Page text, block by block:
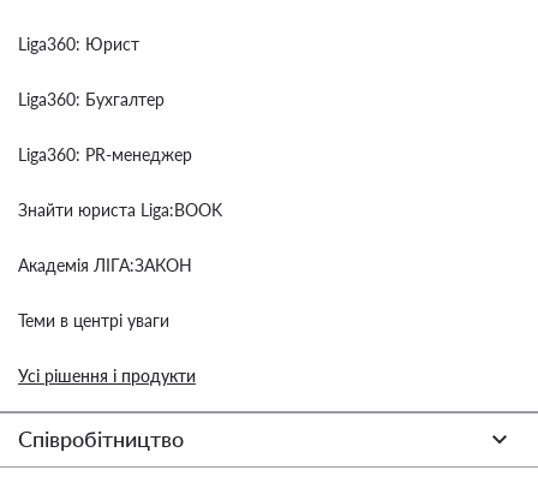
Liga360: Юрист
Liga360: Бухгалтер
Liga360: PR-менеджер
Знайти юриста Liga:BOOK
Академія ЛІГА:ЗАКОН
Теми в центрі уваги
Усі рішення і продукти
Співробітництво